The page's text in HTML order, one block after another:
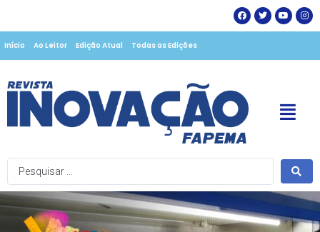
Início Ao Leitor Edição Atual Todas as Edições